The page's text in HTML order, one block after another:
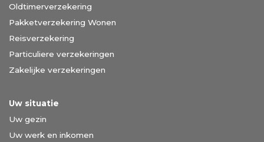
Oldtimerverzekering
Pakketverzekering Wonen
Reisverzekering
Particuliere verzekeringen
Zakelijke verzekeringen
Uw situatie
Uw gezin
Uw werk en inkomen